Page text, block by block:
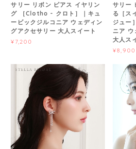
サリー リボン ピアス イヤリン
グ ［Clotho - クロト］｜キュ
ービックジルコニア ウェディン
グアクセサリー 大人スイート
¥7,200
サリー
る［ス
ジュー
ニア ウ
大人ス
¥8,900